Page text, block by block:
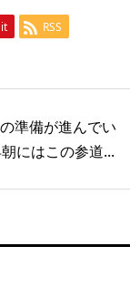
RSS
準備が進んでい
にはこの参道...